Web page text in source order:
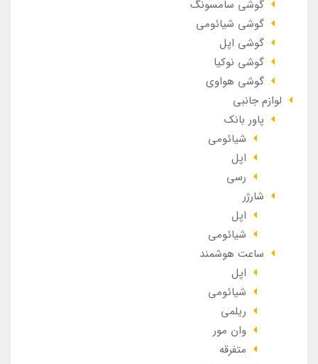
گوشی سامسونگ
گوشی شیائومی
گوشی اپل
گوشی نوکیا
گوشی هواوی
لوازم جانبی
پاور بانک
شیائومی
اپل
رسی
شارژر
اپل
شیائومی
ساعت هوشمند
اپل
شیائومی
ریلمی
وان مور
متفرقه